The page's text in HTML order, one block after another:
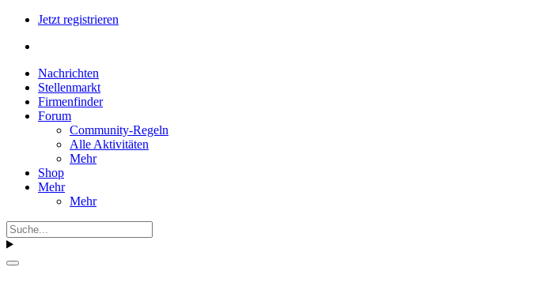
Jetzt registrieren
Nachrichten
Stellenmarkt
Firmenfinder
Forum
Community-Regeln
Alle Aktivitäten
Mehr
Shop
Mehr
Mehr